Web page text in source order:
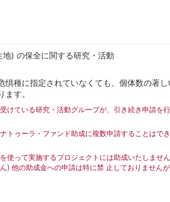
) の保全に関する研究・活動
惧種に指定されていなくても、個体数の著
す。
けている研究・活動グループが、引き続き申請を
トゥーラ・ファンド助成に複数申請することはで
使って実施するプロジェクトには助成いたしませ
) 他の助成金への申請は特に禁 止しておりません